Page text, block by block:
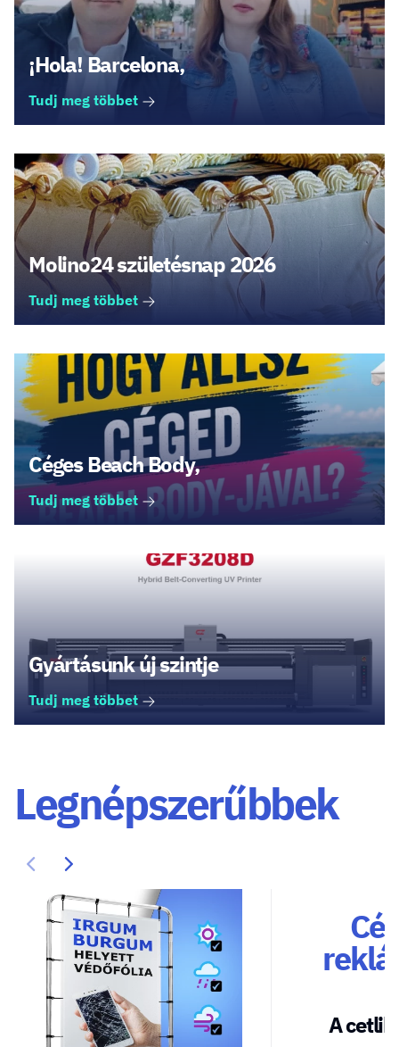
¡Hola! Barcelona,
Tudj meg többet
Molino24 születésnap 2026
Tudj meg többet
Céges Beach Body,
Tudj meg többet
Gyártásunk új szintje
Tudj meg többet
Legnépszerűbbek
A